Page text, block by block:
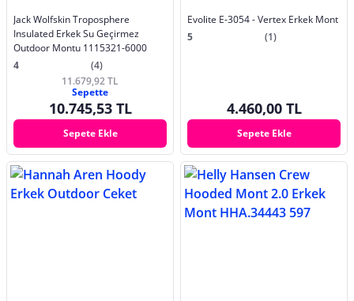
Jack Wolfskin Troposphere
Insulated Erkek Su Geçirmez
Outdoor Montu 1115321-6000
4
(4)
11.679,92 TL
Sepette
10.745,53 TL
Sepete Ekle
Evolite E-3054 - Vertex Erkek Mont
5
(1)
4.460,00 TL
Sepete Ekle